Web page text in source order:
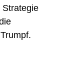
Strategie